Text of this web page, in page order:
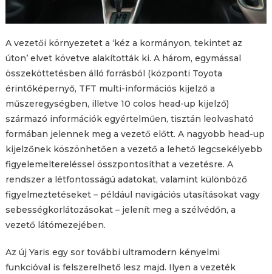
A vezetői környezetet a ‘kéz a kormányon, tekintet az
úton’ elvet követve alakították ki. A három, egymással
összeköttetésben álló forrásból (központi Toyota
érintőképernyő, TFT multi-információs kijelző a
műszeregységben, illetve 10 colos head-up kijelző)
származó információk egyértelműen, tisztán leolvasható
formában jelennek meg a vezető előtt. A nagyobb head-up
kijelzőnek köszönhetően a vezető a lehető legcsekélyebb
figyelemeltereléssel összpontosíthat a vezetésre. A
rendszer a létfontosságú adatokat, valamint különböző
figyelmeztetéseket – például navigációs utasításokat vagy
sebességkorlátozásokat – jelenít meg a szélvédőn, a
vezető látómezejében.
Az új Yaris egy sor további ultramodern kényelmi
funkcióval is felszerelhető lesz majd. Ilyen a vezeték